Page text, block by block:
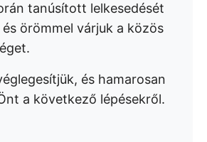
tanúsított lelkesedését
és örömmel várjuk a közös
és hamarosan
a következő lépésekről.